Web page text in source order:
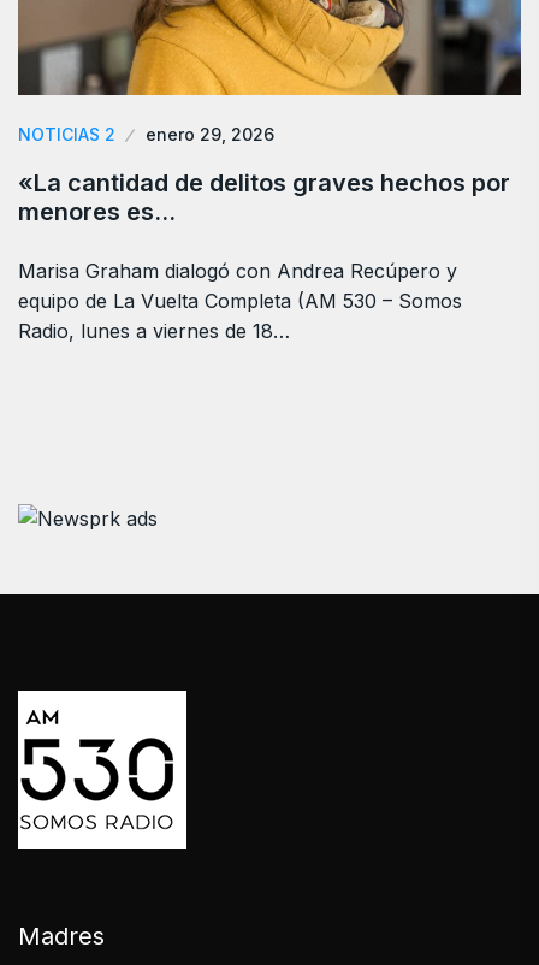
NOTICIAS 2 enero 29, 2026
«La cantidad de delitos graves hechos por
menores es…
Marisa Graham dialogó con Andrea Recúpero y
equipo de La Vuelta Completa (AM 530 – Somos
Radio, lunes a viernes de 18…
Madres